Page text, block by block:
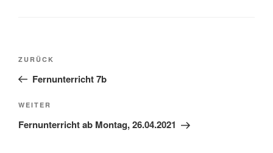
Beitragsnavigation
Vorheriger
Beitrag
ZURÜCK
Fernunterricht 7b
Nächster
Beitrag
WEITER
Fernunterricht ab Montag, 26.04.2021